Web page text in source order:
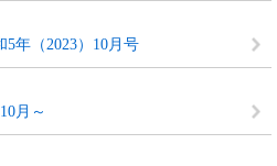
5年（2023）10月号
月～